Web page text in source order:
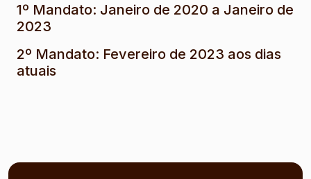
1º Mandato: Janeiro de 2020 a Janeiro de
2023
2º Mandato: Fevereiro de 2023 aos dias
atuais